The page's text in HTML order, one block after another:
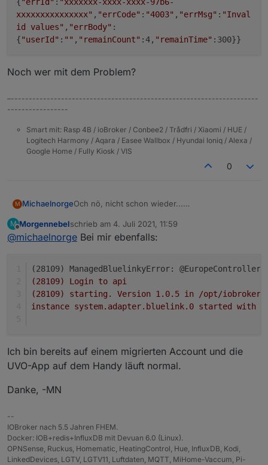
xxxxxxxxxxxxxxx" , "errCode" : "4003" , "errMsg" : "Inval
id values" , "errBody" :
{"userId" : "" , "remainCount" :4, "remainTime" :300}}
Noch wer mit dem Problem?
–---------------------------------------------------------------------
-----------------
Smart mit: Rasp 4B / ioBroker / Conbee2 / Trådfri / Xiaomi / HUE /
Logitech Harmony / Aqara / Easee Wallbox / Hyundai Ioniq / Alexa /
Google Home / Fully Kiosk / VIS
0
M MichaelnorgeOch nö, nicht schon wieder...
M
Offline
Morgennebelschrieb am 4. Juli 2021, 11:59
zuletzt editiert von
@michaelnorge Bei mir ebenfalls:
(28109) ManagedBluelinkyError:
(28109) Login to api
(28109) starting. Version 1.0.5 in /opt/iobroker/
instance system.adapter.bluelink.0 started with
Ich bin bereits auf einem migrierten Account und die
UVO-App auf dem Handy läuft normal.
Danke, -MN
--
IOBroker nach 5.5 Jahren FHEM.
Docker: IOB+redis+InfluxDB mit Devuan 6.0 (Linux).
OPNSense, Ruckus, Homematic, HeatingControl, Hue, InfluxDB, Kodi,
LinkedDevices, LGTV, LGTV11, Luftdaten, MQTT, MiHome-Vaccum, Pi-